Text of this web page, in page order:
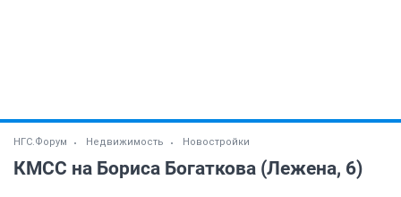
НГС.Форум Недвижимость Новостройки
КМСС на Бориса Богаткова (Лежена, 6)